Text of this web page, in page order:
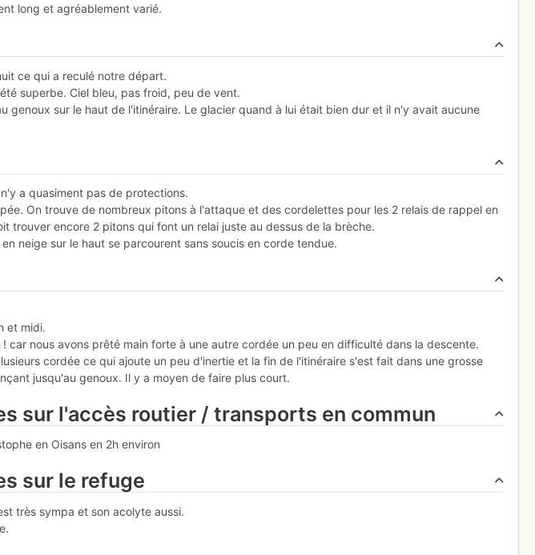
long et agréablement varié.
ce qui a reculé notre départ.
superbe. Ciel bleu, pas froid, peu de vent.
genoux sur le haut de l'itinéraire. Le glacier quand à lui était bien dur et il n'y avait aucune
a quasiment pas de protections.
On trouve de nombreux pitons à l'attaque et des cordelettes pour les 2 relais de rappel en
trouver encore 2 pitons qui font un relai juste au dessus de la brèche.
neige sur le haut se parcourent sans soucis en corde tendue.
et midi.
car nous avons prêté main forte à une autre cordée un peu en difficulté dans la descente.
cordée ce qui ajoute un peu d'inertie et la fin de l'itinéraire s'est fait dans une grosse
jusqu'au genoux. Il y a moyen de faire plus court.
sur l'accès routier / transports en commun
en Oisans en 2h environ
sur le refuge
très sympa et son acolyte aussi.